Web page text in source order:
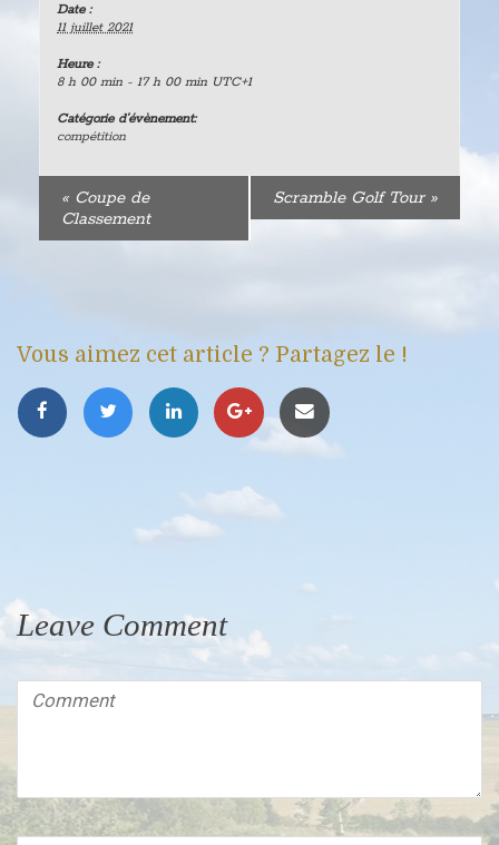
Date :
11 juillet 2021
Heure :
8 h 00 min - 17 h 00 min UTC+1
Catégorie d’évènement:
compétition
«Coupe de
Classement
Scramble Golf Tour »
Vous aimez cet article ? Partagez le !
Leave Comment
Comment